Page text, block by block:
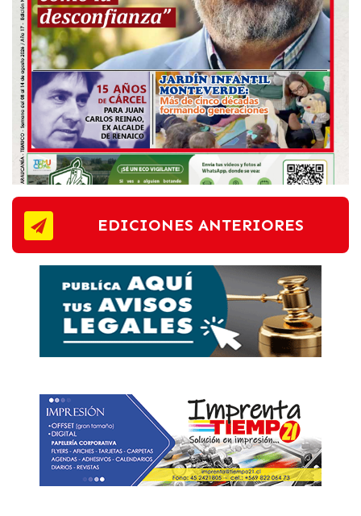
EDICIONES ANTERIORES